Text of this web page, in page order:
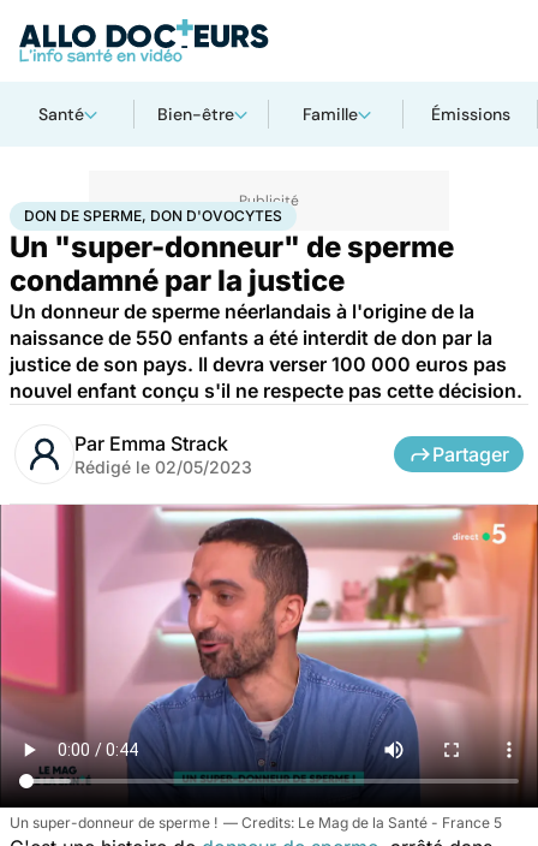
Santé Bien-être Famille Émissions
AccueilSantéSociétéJusticeDon de sperme, don d'ovocytes
DON DE SPERME, DON D'OVOCYTES
Un "super-donneur" de sperme
condamné par la justice
Un donneur de sperme néerlandais à l'origine de la
naissance de 550 enfants a été interdit de don par la
justice de son pays. Il devra verser 100 000 euros pas
nouvel enfant conçu s'il ne respecte pas cette décision.
Par Emma Strack
Rédigé le 02/05/2023
Partager
Un super-donneur de sperme ! Le Mag de la Santé - France 5